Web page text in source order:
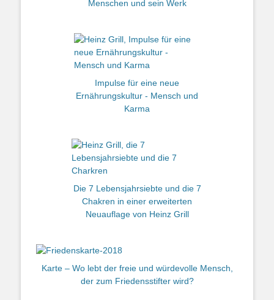
Menschen und sein Werk
Impulse für eine neue
Ernährungskultur - Mensch und
Karma
Die 7 Lebensjahrsiebte und die 7
Chakren in einer erweiterten
Neuauflage von Heinz Grill
Karte – Wo lebt der freie und würdevolle Mensch,
der zum Friedensstifter wird?